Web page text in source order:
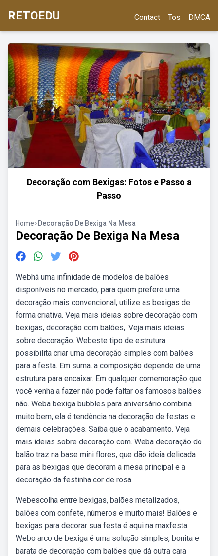
RETOEDU Contact Tos DMCA
Decoração com Bexigas: Fotos e Passo a
Passo
Home>Decoração De Bexiga Na Mesa
Decoração De Bexiga Na Mesa
Webhá uma infinidade de modelos de balões
disponíveis no mercado, para quem prefere uma
decoração mais convencional, utilize as bexigas de
forma criativa. Veja mais ideias sobre decoração com
bexigas, decoração com balões,. Veja mais ideias
sobre decoração. Webeste tipo de estrutura
possibilita criar uma decoração simples com balões
para a festa. Em suma, a composição depende de uma
estrutura para encaixar. Em qualquer comemoração que
você venha a fazer não pode faltar os famosos balões
não. Weba bexiga bubbles para aniversário combina
muito bem, ela é tendência na decoração de festas e
demais celebrações. Saiba que o acabamento. Veja
mais ideias sobre decoração com. Weba decoração do
balão traz na base mini flores, que dão ideia delicada
para as bexigas que decoram a mesa principal e a
decoração da festinha cor de rosa.
Webescolha entre bexigas, balões metalizados,
balões com confete, números e muito mais! Balões e
bexigas para decorar sua festa é aqui na maxfesta.
Webo arco de bexiga é uma solução simples, bonita e
barata de decoração com balões que dá outra cara